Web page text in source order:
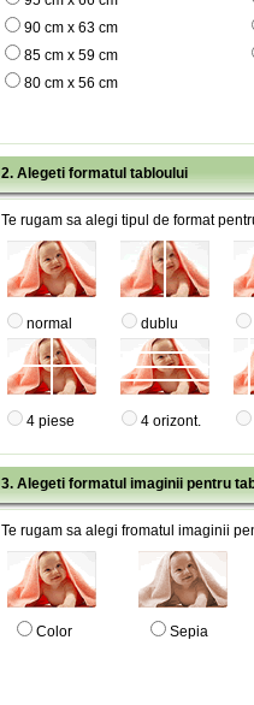
90 cm x 63 cm
85 cm x 59 cm
80 cm x 56 cm
2. Alegeti formatul tabloului
Te rugam sa alegi tipul de format
normal dublu
4 piese 4 orizont.
3. Alegeti formatul imaginii pentru
Te rugam sa alegi fromatul imaginii
Color Sepia